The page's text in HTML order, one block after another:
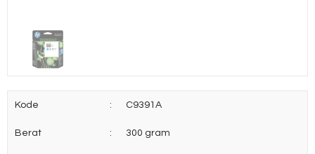
Kode : C9391A
Berat : 300 gram